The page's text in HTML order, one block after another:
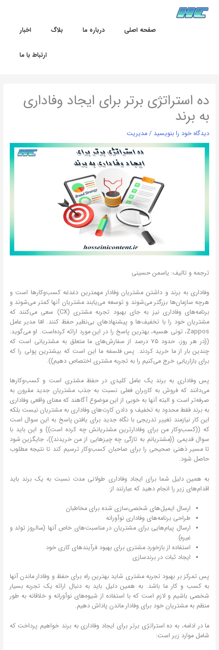
پرش
صفحه اصلی درباره ما بلاگ اخبار
ارتباط با ما
ده استراتژی برتر برای ایجاد وفاداری
به برند
دیدگاه‌ خود را بنویسید / مدیریت
ترجمه و تالیف: یاسمن حسینی
وفاداری به برند و داشتن مشتریان وفادار مهمترین دغدغه کسب‌وکارها است و
هرچه سازمان‌ها بزرگتر می‌شوند و توسعه می‌یابند مشتریان آنها کمتر می‌شوند و
برنامه‌های وفاداری نیز به جای بهبود تجربه مشتری (CX) سعی می‌کنند که
مشتریان خود را با تخفیف‌ها و پیشنهادهای بی‌نظیر حفظ کنند. امّا مدیر عامل
Zappos، تونی هسیه، بهترین پاسخ را در این مورد ارائه کرده‌است. او می‌گوید:
((در هر روز، حدود ۷۵ درصد از سفارش‌های ما متعلق به مشتریانی است که
چندین بار از ما خرید کردند. پس فلسفه ما این است که بیشترین پولی را که
برای بازاریابی خرج می‌کنیم را به تجربه مشتری اختصاص دهیم)).
پس وفاداری به برند یک عامل کلیدی در حفظ مشتری است و کسب‌وکارها
می‌دانند که فروش به کاربران فعلی نسبت به جذب مشتریان جدید مقرون به
صرفه‌تر است و البته آنها به خوبی از این موضوع آگاهند که معنای واقعی وفاداری
به برند فقط محدود به تخفیف و دادن کارت‌های وفاداری به مشتریان نیست بلکه
این کار نیازمند تغییر تدریجی با نگاه جدید برای یافتن پاسخ به این سوال است
که ((کسب‌وکار من برای وفادارترین مشتریانش چه کرده است)) و این باید با
سوال قدیمی ((مشتریانم به تازگی چه چیزهایی از من خریدند))، جایگزین شود
تا مسیر ذهنی صحیحی را برای صاحبان کسب‌وکار ترسیم کند تا نتیجه مطلوب
حاصل شود.
به همین دلیل شما برای ایجاد وفاداری طولانی مدت نسبت به یک برند باید
اقدام‌های زیر را انجام دهید که عبارتند از:
ارسال ایمیل‌های شخصی‌سازی شده برای مخاطبان
طراحی برنامه‌های وفاداری نوآورانه
ارسال پیام‌هایی برای مشتریان در مناسبت‌های خاص آنها (سالروز تولد و
غیره)
استفاده از بازخورد مشتری برای بهبود فرآیندهای کاری خود
ایجاد ثبات در برندسازی
پس تمرکز بر بهبود تجربه مشتری شاید بهترین راه برای حفظ و وفادار ماندن آنها
به کسب و کار ما باشد. به همین دلیل باید به دنبال ارائه یک تجربه بسیار
شخصی باشیم و لازم است که با استفاده از شیوه‌های نوآورانه و خلاقانه به طور
منظم به مشتریان خود برای وفادار ماندن پاداش دهیم.
ما در ادامه، به ده استراتژی برتر برای ایجاد وفاداری به برند خواهیم پرداخت که
شامل موارد زیر است: